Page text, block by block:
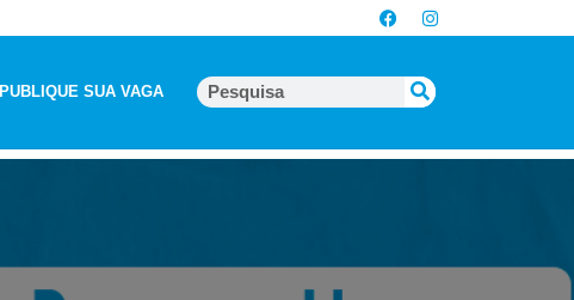
PUBLIQUE SUA VAGA